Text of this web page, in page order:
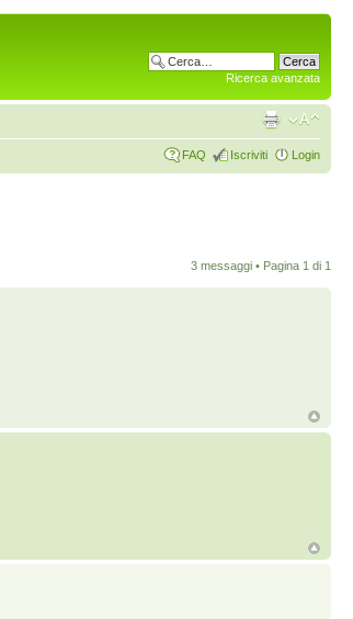
Ricerca avanzata
FAQ Iscriviti Login
3 messaggi • Pagina 1 di 1